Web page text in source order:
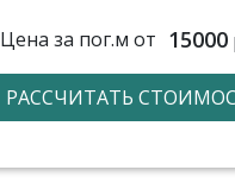
Цена за пог.м от 15000
РАССЧИТАТЬ